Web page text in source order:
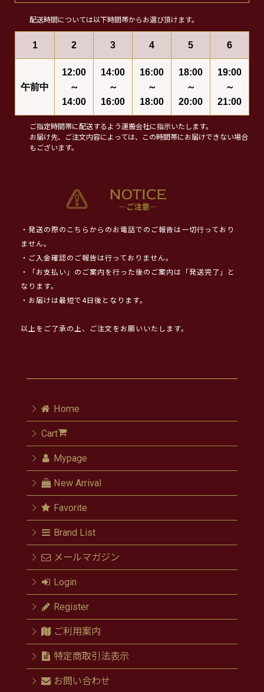
配送時間については以下時間帯からお選び頂けます。
1 2 3 4 5 6
午前中
12:00
～
14:00
14:00
～
16:00
16:00
～
18:00
18:00
～
20:00
19:00
～
21:00
ご指定時間帯に配送するよう運搬会社に指示いたします。
お届け先、ご注文内容によっては、この時間帯にお届けできない場合
もございます。
・発送の際のこちらからのお電話でのご報告は一切行っており
ません。
・ご入金確認のご報告は行っておりません。
・「お支払い」のご案内を行った後のご案内は「発送完了」と
なります。
・お届けは最短で4日後となります。
以上をご了承の上、ご注文をお願いいたします。
Home
Cart
Mypage
New Arrival
Favorite
Brand List
メールマガジン
Login
Register
ご利用案内
特定商取引法表示
お問い合わせ